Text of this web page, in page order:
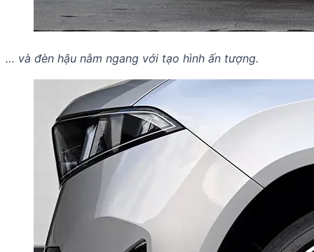
… và đèn hậu nằm ngang với tạo hình ấn tượng.